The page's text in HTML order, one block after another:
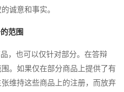
诚意和事实。
范围
也可以仅针对部分。在答辩
。如果仅在部分商品上提供了有
维持这些商品上的注册，而放弃